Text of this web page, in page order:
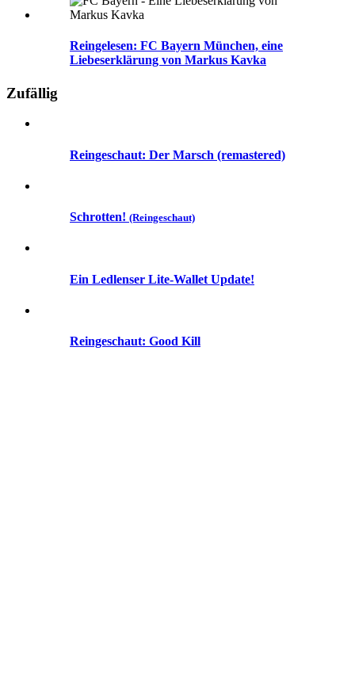
Reingelesen: FC Bayern München, eine
Liebeserklärung von Markus Kavka
Zufällig
Reingeschaut: Der Marsch (remastered)
Schrotten! (Reingeschaut)
Ein Ledlenser Lite-Wallet Update!
Reingeschaut: Good Kill